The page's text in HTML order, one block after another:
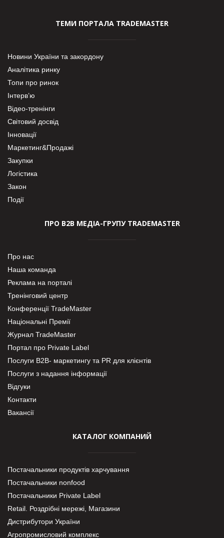
ТЕМИ ПОРТАЛА TRADEMASTER
Новини України та закордону
Аналітика ринку
Топи про ринок
Інтерв’ю
Відео-тренінги
Світовий досвід
Інновації
Маркетинг&Продажі
Закупки
Логістика
Закон
Події
ПРО В2В МЕДІА-ГРУПУ TRADEMASTER
Про нас
Наша команда
Реклама на порталі
Тренінговий центр
Конференції TradeMaster
Національні Премії
Журнал TradeMaster
Портал про Private Label
Послуги В2В- маркетингу та PR для клієнтів
Послуги з надання інформації
Відгуки
Контакти
Вакансії
КАТАЛОГ КОМПАНИЙ
Постачальники продуктів харчування
Постачальники nonfood
Постачальники Private Label
Retail. Роздрібні мережі, Магазини
Дистрибутори України
Агропромисловий комплекс